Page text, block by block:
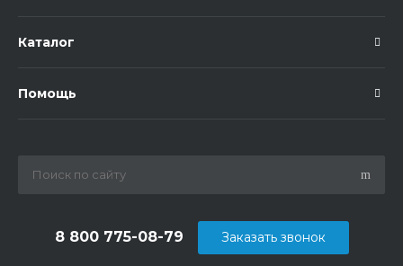
Каталог
Помощь
8 800 775-08-79 Заказать звонок